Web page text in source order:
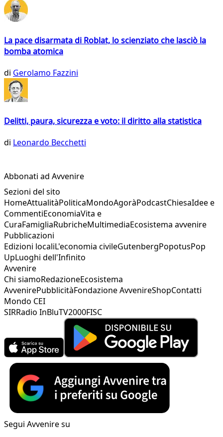
La pace disarmata di Roblat, lo scienziato che lasciò la
bomba atomica
di Gerolamo Fazzini
Delitti, paura, sicurezza e voto: il diritto alla statistica
di Leonardo Becchetti
Abbonati ad Avvenire
Sezioni del sito
HomeAttualitàPoliticaMondoAgoràPodcastChiesaIdee e
CommentiEconomiaVita e
CuraFamigliaRubricheMultimediaEcosistema avvenire
Pubblicazioni
Edizioni localiL'economia civileGutenbergPopotusPop
UpLuoghi dell'Infinito
Avvenire
Chi siamoRedazioneEcosistema
AvvenirePubblicitàFondazione AvvenireShopContatti
Mondo CEI
SIRRadio InBluTV2000FISC
Segui Avvenire su